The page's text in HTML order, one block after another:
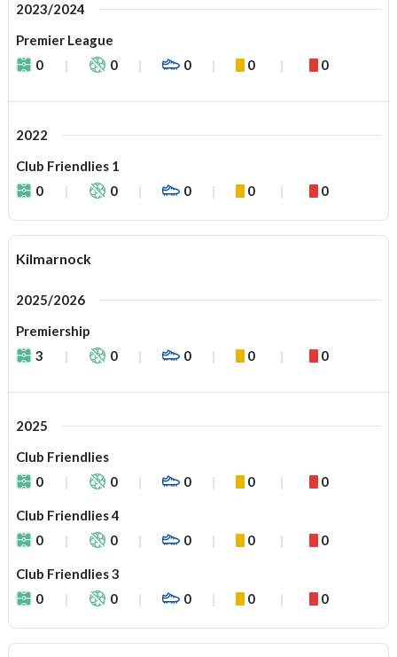
2023/2024
Premier League
0
0 0 0 0
2022
Club Friendlies 1
0
0 0 0 0
Kilmarnock
2025/2026
Premiership
3
0 0 0 0
2025
Club Friendlies
0
0 0 0 0
Club Friendlies 4
0
0 0 0 0
Club Friendlies 3
0
0 0 0 0